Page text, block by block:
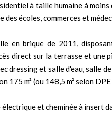
à taille humaine à
des écoles, commerces et
en brique de 2011,
direct sur la terrasse et une
dressing et salle d'eau, salle
175 m² (ou 148,5 m² selon
et cheminée à insert